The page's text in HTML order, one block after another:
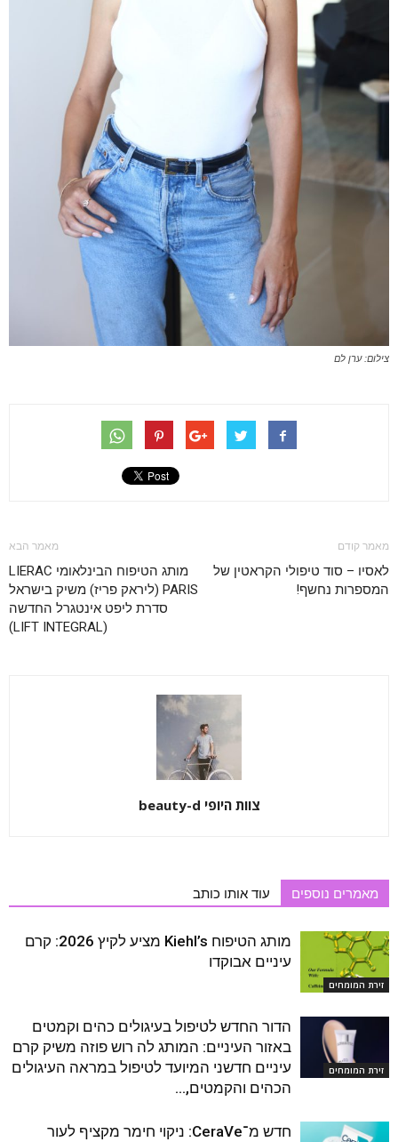
צילום: ערן לם
מאמר קודם
לאסיו – סוד טיפולי הקראטין של
המספרות נחשף!
מאמר הבא
מותג הטיפוח הבינלאומי LIERAC
PARIS (ליראק פריז) משיק בישראל
סדרת ליפט אינטגרל החדשה
(LIFT INTEGRAL)
צוות היופי beauty-d
מאמרים נוספים עוד אותו כותב
זירת המומחים
מותג הטיפוח Kiehl’s מציע לקיץ 2026: קרם
עיניים אבוקדו
זירת המומחים
הדור החדש לטיפול בעיגולים כהים וקמטים
באזור העיניים: המותג לה רוש פוזה משיק קרם
עיניים חדשני המיועד לטיפול במראה העיגולים
הכהים והקמטים,...
חדש מ־CeraVe: ניקוי חימר מקציף לעור